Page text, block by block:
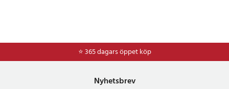
⭐ 365 dagars öppet köp
⭐Frakt 49kr *
Nyhetsbrev